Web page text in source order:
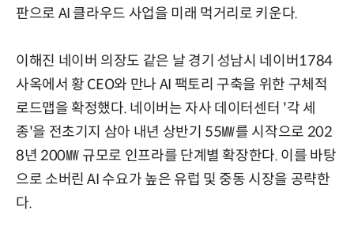
판으로 AI 클라우드 사업을 미래 먹거리로 키운다.
이해진 네이버 의장도 같은 날 경기 성남시 네이버1784
사옥에서 황 CEO와 만나 AI 팩토리 구축을 위한 구체적
로드맵을 확정했다. 네이버는 자사 데이터센터 '각 세
종'을 전초기지 삼아 내년 상반기 55㎿를 시작으로 202
8년 200㎿ 규모로 인프라를 단계별 확장한다. 이를 바탕
으로 소버린 AI 수요가 높은 유럽 및 중동 시장을 공략한
다.